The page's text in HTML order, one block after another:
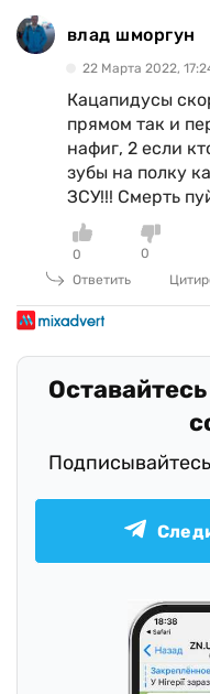
влад шморгун
22 Марта 2022,
Кацапидусы
прямом так и
нафиг, 2 если
зубы на полку
ЗСУ!!! Смерть
0
0
Ответить